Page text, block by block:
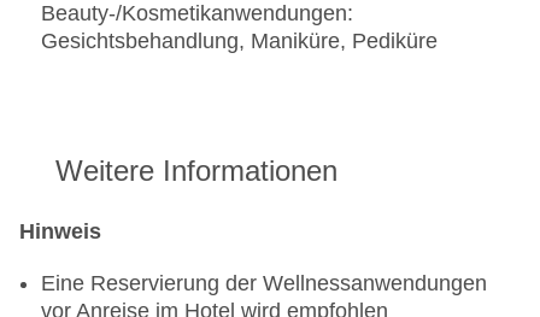
Beauty-/Kosmetikanwendungen:
Gesichtsbehandlung, Maniküre, Pediküre
Weitere Informationen
Hinweis
Eine Reservierung der Wellnessanwendungen
vor Anreise im Hotel wird empfohlen